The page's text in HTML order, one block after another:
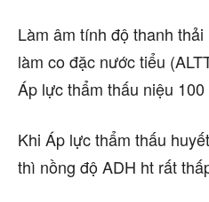
Làm âm tính độ thanh
làm co đặc nước tiểu
Áp lực thẩm thấu niệu
Khi Áp lực thẩm thấu
thì nồng độ ADH ht rất